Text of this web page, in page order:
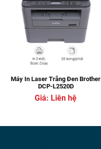
Máy In Laser Trắng Đen Brother
DCP-L2520D
Giá: Liên hệ